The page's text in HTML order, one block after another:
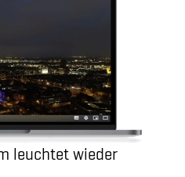
leuchtet wieder